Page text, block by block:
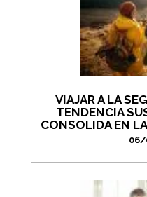
VIAJAR A LA
TENDENCIA
CONSOLIDA EN
06/